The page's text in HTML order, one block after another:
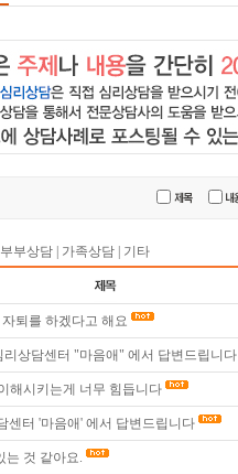
부부상담 가족상담 기타
퇴를 하겠다고 해요
리상담센터 "마음애" 에서 답변드립니다
해시키는게 너무 힘듭니다
센터 '마음애' 에서 답변드립니다
는 것 같아요.